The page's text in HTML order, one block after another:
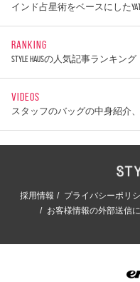
インド占星術をベースにした
RANKING
STYLE HAUSの人気記事ランキング
VIDEOS
スタッフのバッグの中身紹介
採用情報 プライバシーポリ
お客様情報の外部送信